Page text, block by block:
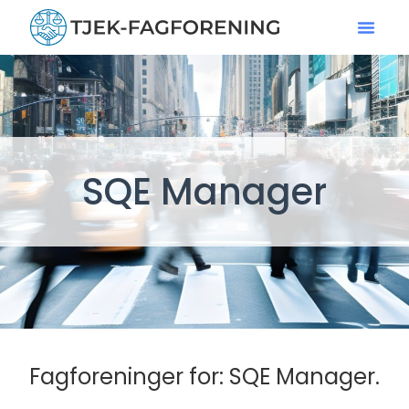
SQE Manager
Fagforeninger for: SQE Manager.